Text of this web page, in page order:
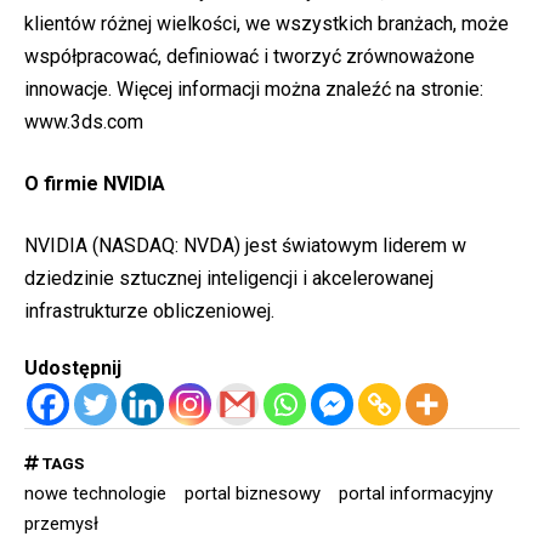
klientów różnej wielkości, we wszystkich branżach, może
współpracować, definiować i tworzyć zrównoważone
innowacje. Więcej informacji można znaleźć na stronie:
www.3ds.com
O firmie NVIDIA
NVIDIA (NASDAQ: NVDA) jest światowym liderem w
dziedzinie sztucznej inteligencji i akcelerowanej
infrastrukturze obliczeniowej.
Udostępnij
TAGS
nowe technologie portal biznesowy
portal informacyjny
przemysł